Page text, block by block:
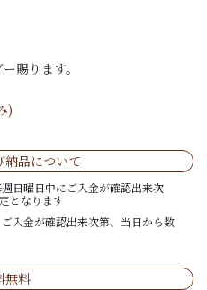
賜ります。
)
納品について
日曜日中にご入金が確認出来次
となります
入金が確認出来次第、当日から数
無料